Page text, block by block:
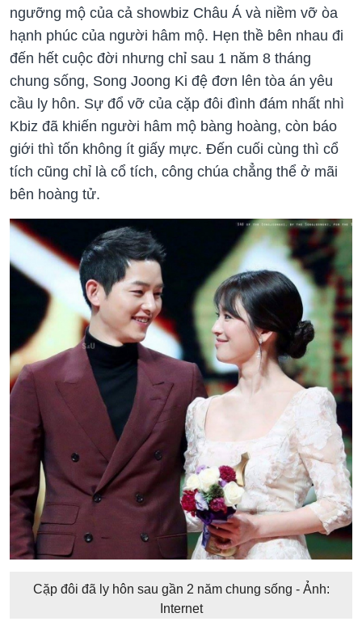
ngưỡng mộ của cả showbiz Châu Á và niềm vỡ òa
hạnh phúc của người hâm mộ. Hẹn thề bên nhau đi
đến hết cuộc đời nhưng chỉ sau 1 năm 8 tháng
chung sống, Song Joong Ki đệ đơn lên tòa án yêu
cầu ly hôn. Sự đổ vỡ của cặp đôi đình đám nhất nhì
Kbiz đã khiến người hâm mộ bàng hoàng, còn báo
giới thì tốn không ít giấy mực. Đến cuối cùng thì cổ
tích cũng chỉ là cổ tích, công chúa chẳng thể ở mãi
bên hoàng tử.
Cặp đôi đã ly hôn sau gần 2 năm chung sống - Ảnh:
Internet